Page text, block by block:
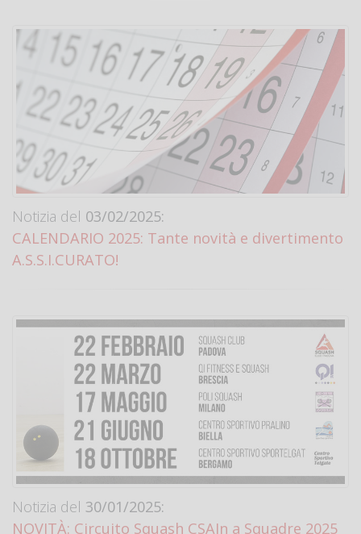
Notizia del 03/02/2025:
CALENDARIO 2025: Tante novità e divertimento
A.S.S.I.CURATO!
Notizia del 30/01/2025:
NOVITÀ: Circuito Squash CSAIn a Squadre 2025